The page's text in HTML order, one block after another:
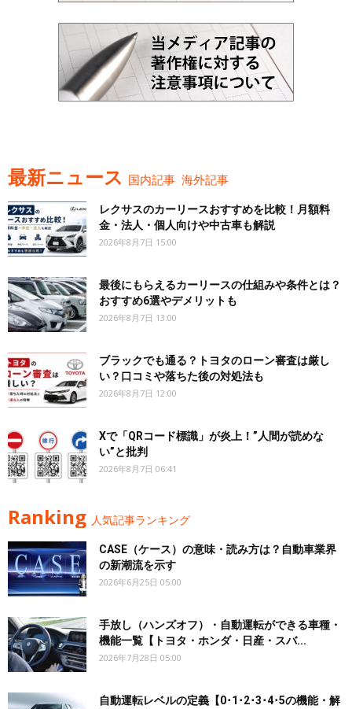
最新ニュース 国内記事 海外記事
レクサスのカーリースおすすめを比較！月額料
金・法人・個人向けや中古車も解説
2026年8月7日 15:00
最後にもらえるカーリースの仕組みや条件とは？
おすすめ6選やデメリットも
2026年8月7日 13:00
ブラックでも通る？トヨタのローン審査は厳し
い？口コミや落ちた後の対処法も
2026年8月7日 12:00
Xで「QRコード標識」が炎上！”人間が読めな
い”と批判
2026年8月7日 06:41
Ranking 人気記事ランキング
CASE（ケース）の意味・読み方は？自動車業界
の新潮流を示す
2026年6月25日 05:00
手放し（ハンズオフ）・自動運転ができる車種・
機能一覧【トヨタ・ホンダ・日産・スバ...
2026年7月28日 05:00
自動運転レベルの定義【0･1･2･3･4･5の機能・解